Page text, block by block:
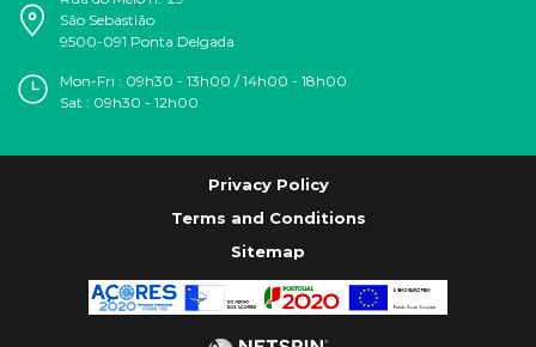
São Sebastião
9500-091 Ponta Delgada
Mon-Fri : 09h30 - 13h00 / 14h00 - 18h00
Sat : 09h30 - 12h00
Privacy Policy
Terms and Conditions
Sitemap